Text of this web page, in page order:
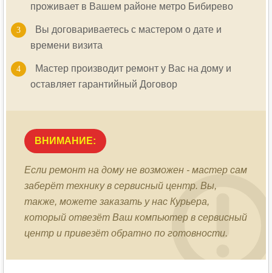
проживает в Вашем районе метро Бибирево
Вы договариваетесь с мастером о дате и
времени визита
Мастер производит ремонт у Вас на дому и
оставляет гарантийный Договор
ВНИМАНИЕ:
Если ремонт на дому не возможен - мастер сам
заберёт технику в сервисный центр. Вы,
также, можете заказать у нас Курьера,
который отвезёт Ваш компьютер в сервисный
центр и привезёт обратно по готовности.